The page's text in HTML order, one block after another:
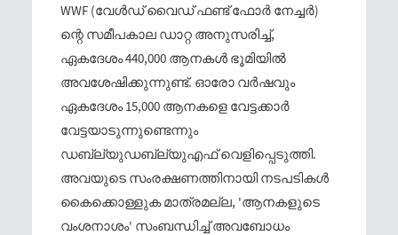
WWF (വേള്‍ഡ് വൈഡ് ഫണ്ട് ഫോര്‍ നേച്ചര്‍)
ന്റെ സമീപകാല ഡാറ്റ അനുസരിച്ച്‌,
ഏകദേശം 440,000 ആനകള്‍ ഭൂമിയില്‍
അവശേഷിക്കുന്നുണ്ട്. ഓരോ വര്‍ഷവും
ഏകദേശം 15,000 ആനകളെ വേട്ടക്കാര്‍
വേട്ടയാടുന്നുണ്ടെന്നും
ഡബ്ല്യുഡബ്ല്യുഎഫ് വെളിപ്പെടുത്തി.
അവയുടെ സംരക്ഷണത്തിനായി നടപടികള്‍
കൈക്കൊള്ളുക മാത്രമല്ല, 'ആനകളുടെ
വംശനാശം' സംബന്ധിച്ച്‌ അവബോധം